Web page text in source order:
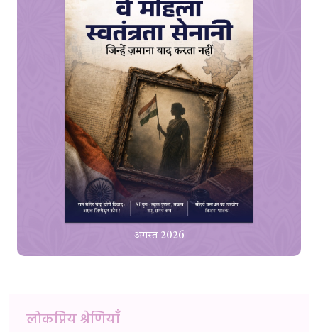
अगस्त 2026
लोकप्रिय श्रेणियाँ